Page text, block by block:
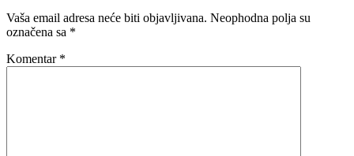
Vaša email adresa neće biti objavljivana. Neophodna polja su
označena sa *
Komentar *